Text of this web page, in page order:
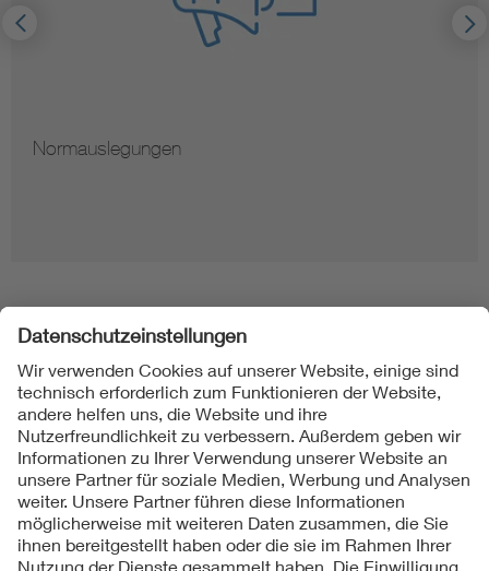
Normauslegungen
Folgen Sie uns